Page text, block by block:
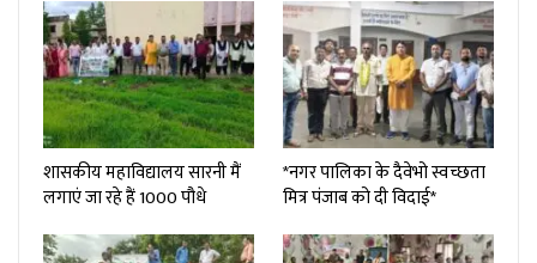
शासकीय महाविद्यालय सारनी मैं
लगाएं जा रहे हैं 1000 पौधे
*नगर पालिका के दैवेभो स्वच्छता
मित्र पंजाब को दी विदाई*